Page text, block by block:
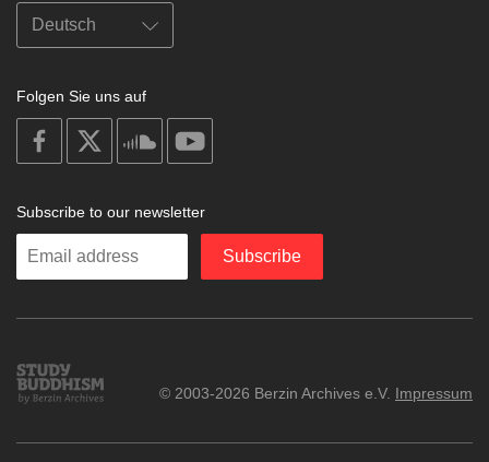
Folgen Sie uns auf
on
facebook
soundcloud
Subscribe to our newsletter
Enter
Subscribe
Study
Buddhism
© 2003-2026 Berzin Archives e.V. Impressum